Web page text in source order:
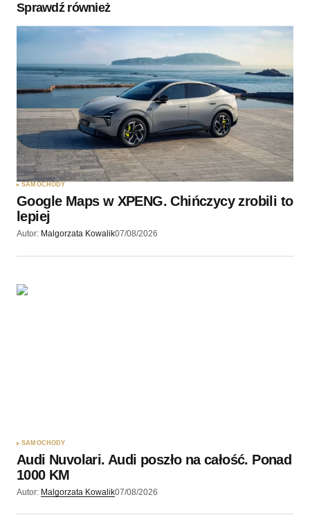
Twoję imię*
Twój adres e-mail*
Zapamiętaj moje dane w tej przeglądarce podczas
pisania kolejnych komentarzy.
Wyślij komentarz
Sprawdź również
SAMOCHODY
Google Maps w XPENG. Chińczycy zrobili to
lepiej
Autor: Malgorzata Kowalik07/08/2026
SAMOCHODY
Audi Nuvolari. Audi poszło na całość. Ponad
1000 KM
Autor: Malgorzata Kowalik07/08/2026